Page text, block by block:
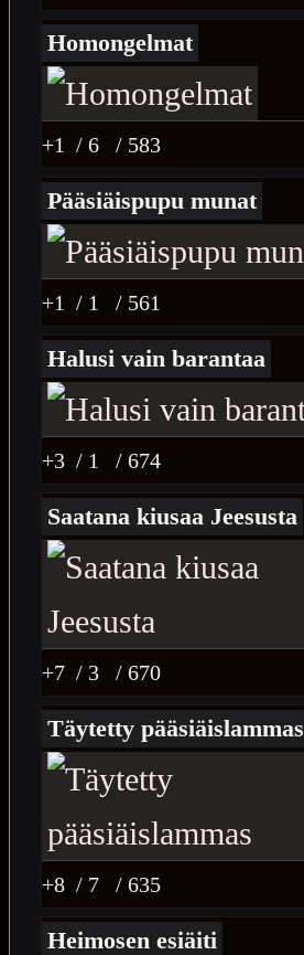
Homongelmat
+1 / 6 / 583
Pääsiäispupu munat
+1 / 1 / 561
Halusi vain barantaa
+3 / 1 / 674
Saatana kiusaa Jeesusta
+7 / 3 / 670
Täytetty pääsiäislammas
+8 / 7 / 635
Heimosen esiäiti